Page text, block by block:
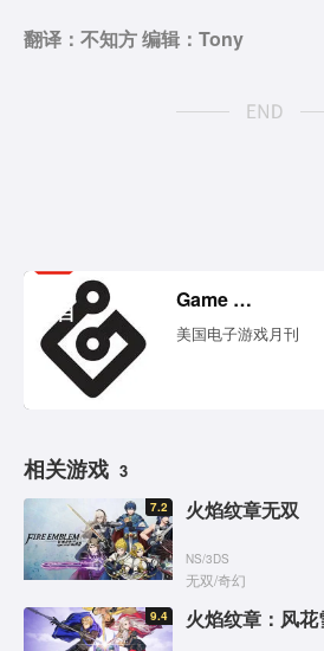
翻译：不知方 编辑：Tony
栏目
Game Informer
美国电子游戏月刊
相关游戏 3
7.2 火焰纹章无双
NS/3DS
无双/奇幻
9.4 火焰纹章：风花